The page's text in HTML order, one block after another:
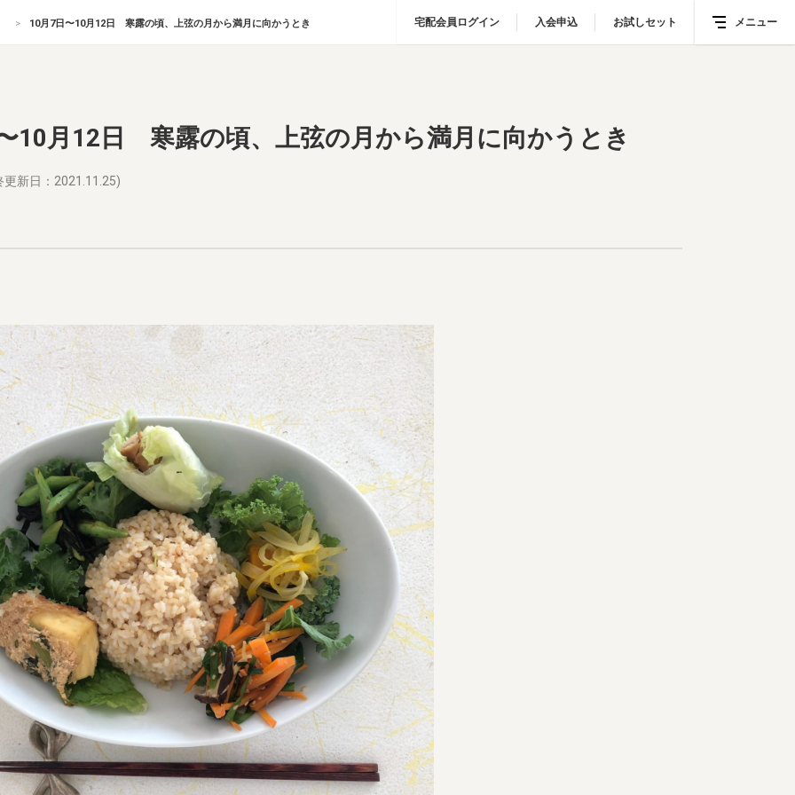
宅配会員ログイン 入会申込 お試しセット メニュー
宅配会員ログイン 入会申込 お試しセット メニュー
10月7日〜10月12日 寒露の頃、上弦の月から満月に向かうとき
10月12日 寒露の頃、上弦の月から満月に向かうとき
更新日：2021.11.25)